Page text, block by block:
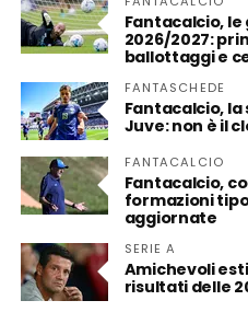
Fantacalcio,
2026/2027:
ballottaggi e
FANTASCHEDE
Fantacalcio,
Juve: non è il
FANTACALCIO
Fantacalcio,
formazioni
aggiornate
SERIE A
Amichevoli
risultati delle